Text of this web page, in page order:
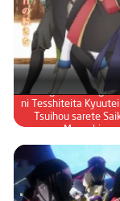
Mikata ga Yowasugite
ni Tesshiteita Kyuutei
Tsuihou sarete